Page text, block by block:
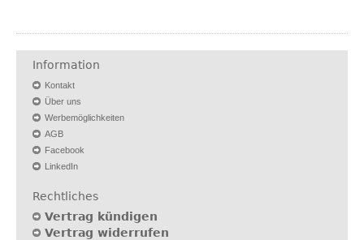
Information
Kontakt
Über uns
Werbemöglichkeiten
AGB
Facebook
LinkedIn
Rechtliches
Vertrag kündigen
Vertrag widerrufen